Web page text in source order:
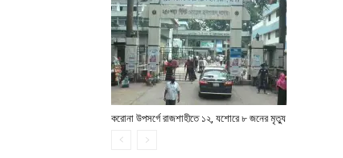
করোনা উপসর্গে রাজশাহীতে ১২, যশোরে ৮ জনের মৃত্যু